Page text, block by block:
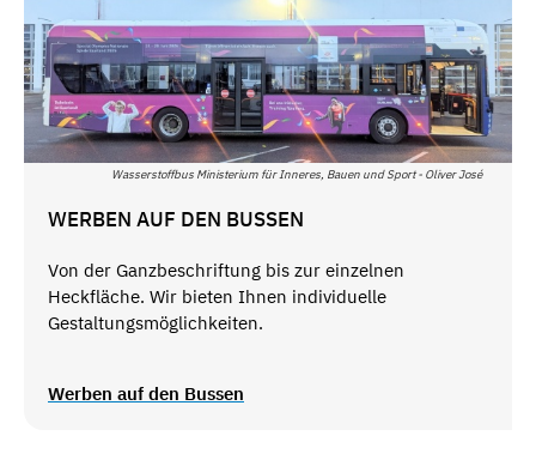
Wasserstoffbus Ministerium für Inneres, Bauen und Sport - Oliver José
WERBEN AUF DEN BUSSEN
Von der Ganzbeschriftung bis zur einzelnen
Heckfläche. Wir bieten Ihnen individuelle
Gestaltungsmöglichkeiten.
Werben auf den Bussen